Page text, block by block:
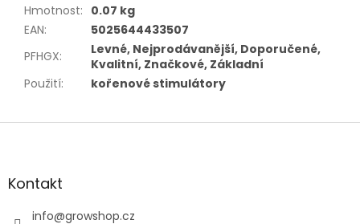
Hmotnost: 0.07 kg
EAN:
5025644433507
PFHGX:
Levné, Nejprodávanější, Doporučené,
Kvalitní, Značkové, Základní
Použití: kořenové stimulátory
Z
aKontakt
info@growshop.cz